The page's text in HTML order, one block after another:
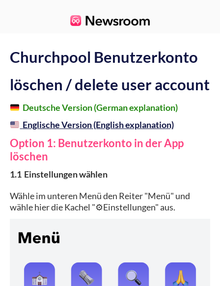
Churchpool Benutzerkonto
löschen / delete user account
Deutsche Version (German explanation)
Option 1: Benutzerkonto in der App
löschen
Englische Version (English explanation)
1.1 Einstellungen wählen
Wähle im unteren Menü den Reiter "Menü" und
wähle hier die Kachel "⚙️Einstellungen" aus.